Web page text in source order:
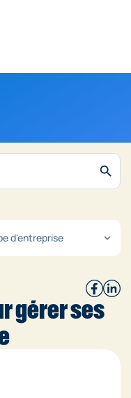
d'entreprise expand_more
search
gérer ses